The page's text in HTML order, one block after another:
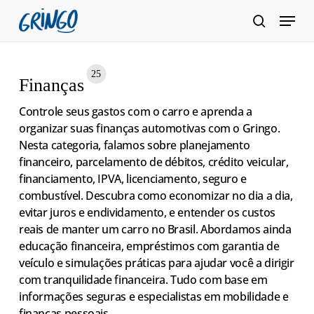
Pular
para
principal
Menu
Finanças
25
Controle seus gastos com o carro e aprenda a
organizar suas finanças automotivas com o Gringo.
Nesta categoria, falamos sobre planejamento
financeiro, parcelamento de débitos, crédito veicular,
financiamento, IPVA, licenciamento, seguro e
combustível. Descubra como economizar no dia a dia,
evitar juros e endividamento, e entender os custos
reais de manter um carro no Brasil. Abordamos ainda
educação financeira, empréstimos com garantia de
veículo e simulações práticas para ajudar você a dirigir
com tranquilidade financeira. Tudo com base em
informações seguras e especialistas em mobilidade e